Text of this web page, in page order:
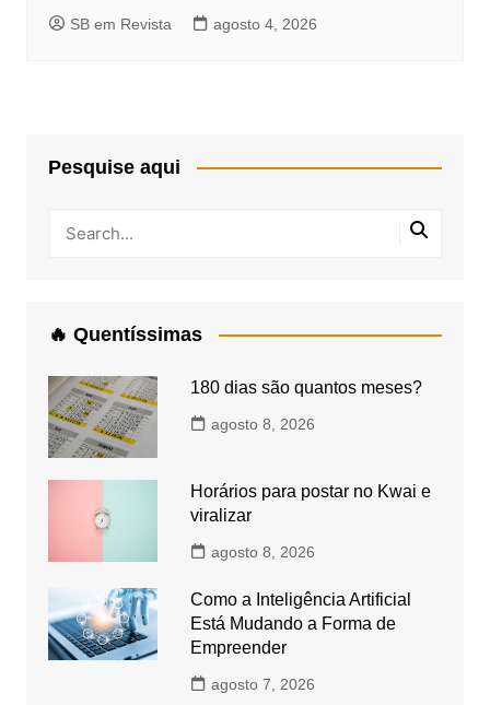
SB em Revista agosto 4, 2026
Pesquise aqui
🔥 Quentíssimas
180 dias são quantos meses?
agosto 8, 2026
Horários para postar no Kwai e
viralizar
agosto 8, 2026
Como a Inteligência Artificial
Está Mudando a Forma de
Empreender
agosto 7, 2026